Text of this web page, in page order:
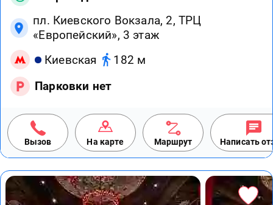
пл. Киевского Вокзала, 2, ТРЦ
«Европейский», 3 этаж
Киевская
182 м
Парковки нет
Вызов На карте Маршрут Написать